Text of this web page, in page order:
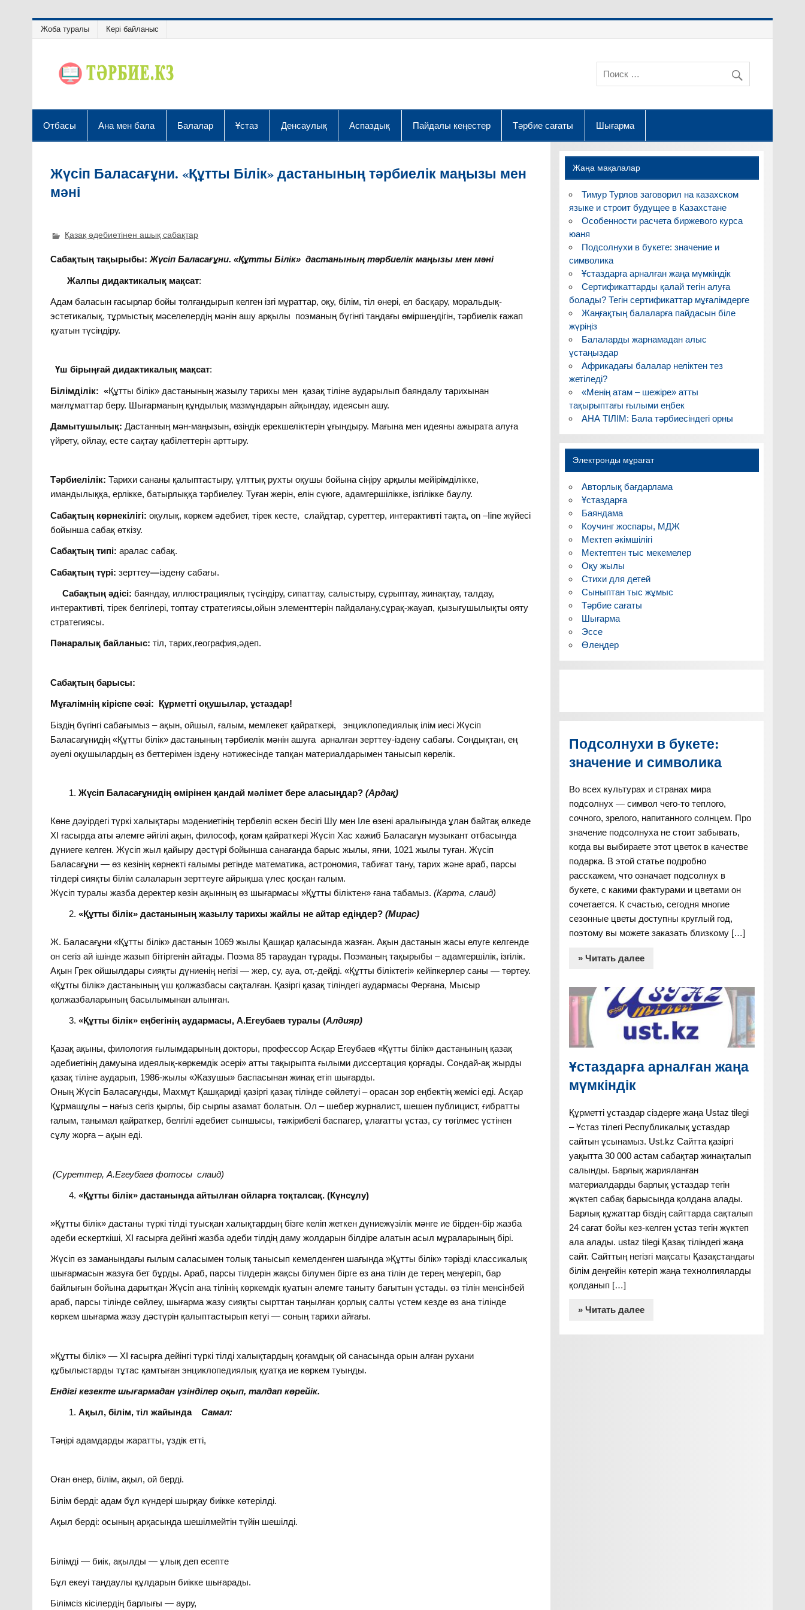
Жоба туралы Кері байланыс
Отбасы Ана мен бала Балалар Ұстаз Денсаулық Аспаздық Пайдалы кеңестер Тәрбие сағаты Шығарма
Жүсіп Баласағұни. «Құтты Білік» дастанының тәрбиелік маңызы мен
мәні
Қазақ әдебиетінен ашық сабақтар
Сабақтың тақырыбы: Жүсіп Баласағұни. «Құтты Білік» дастанының тәрбиелік маңызы мен мәні
Жалпы дидактикалық мақсат:
Адам баласын ғасырлар бойы толғандырып келген ізгі мұраттар, оқу, білім, тіл өнері, ел басқару, моральдық-
эстетикалық, тұрмыстық мәселелердің мәнін ашу арқылы поэманың бүгінгі таңдағы өміршеңдігін, тәрбиелік ғажап
қуатын түсіндіру.
Үш бірыңғай дидактикалық мақсат:
Білімділік: «Құтты білік» дастанының жазылу тарихы мен қазақ тіліне аударылып баяндалу тарихынан
мағлұматтар беру. Шығарманың құндылық мазмұндарын айқындау, идеясын ашу.
Дамытушылық:Дастанның мән-маңызын, өзіндік ерекшеліктерін ұғындыру. Мағына мен идеяны ажырата алуға
үйрету, ойлау, есте сақтау қабілеттерін арттыру.
Тәрбиелілік: Тарихи сананы қалыптастыру, ұлттық рухты оқушы бойына сіңіру арқылы мейірімділікке,
имандылыққа, ерлікке, батырлыққа тәрбиелеу. Туған жерін, елін сүюге, адамгершілікке, ізгілікке баулу.
Сабақтың көрнекілігі:оқулық, көркем әдебиет, тірек кесте, слайдтар, суреттер, интерактивті тақта,on –Iine жүйесі
бойынша сабақ өткізу.
Сабақтың типі: аралас сабақ.
Сабақтың түрі:зерттеу—іздену сабағы.
Сабақтың әдісі:баяндау, иллюстрациялық түсіндіру, сипаттау, салыстыру, сұрыптау, жинақтау, талдау,
интерактивті, тірек белгілері, топтау стратегиясы,ойын элементтерін пайдалану,сұрақ-жауап, қызығушылықты ояту
стратегиясы.
Пәнаралық байланыс:тіл, тарих,география,әдеп.
Сабақтың барысы:
Мұғалімнің кіріспе сөзі: Құрметті оқушылар, ұстаздар!
Біздің бүгінгі сабағымыз – ақын, ойшыл, ғалым, мемлекет қайраткері, энциклопедиялық ілім иесі Жүсіп
Баласағұнидің «Құтты білік» дастанының тәрбиелік мәнін ашуға арналған зерттеу-іздену сабағы. Сондықтан, ең
әуелі оқушылардың өз беттерімен іздену нәтижесінде тапқан материалдарымен танысып көрелік.
Жүсіп Баласағұнидің өмірінен қандай мәлімет бере аласыңдар? (Ардақ)
Көне дәуірдегі түркі халықтары мәдениетінің тербеліп өскен бесігі Шу мен Іле өзені аралығында ұлан байтақ өлкеде
ХІ ғасырда аты әлемге әйгілі ақын, философ, қоғам қайраткері Жүсіп Хас хажиб Баласағұн музыкант отбасында
дүниеге келген. Жүсіп жыл қайыру дәстүрі бойынша санағанда барыс жылы, яғни, 1021 жылы туған. Жүсіп
Баласағұни — өз кезінің көрнекті ғалымы ретінде математика, астрономия, табиғат тану, тарих және араб, парсы
тілдері сияқты білім салаларын зерттеуге айрықша үлес қосқан ғалым.
Жүсіп туралы жазба деректер көзін ақынның өз шығармасы »Құтты біліктен» ғана табамыз.(Карта, слаид)
«Құтты білік» дастанының жазылу тарихы жайлы не айтар едіңдер? (Мирас)
Ж. Баласағұни «Құтты білік» дастанын 1069 жылы Қашқар қаласында жазған. Ақын дастанын жасы елуге келгенде
он сегіз ай ішінде жазып бітіргенін айтады. Поэма 85 тараудан тұрады. Поэманың тақырыбы – адамгершілік, ізгілік.
Ақын Грек ойшылдары сияқты дүниенің негізі — жер, су, ауа, от,-дейді. «Құтты біліктегі» кейіпкерлер саны — төртеу.
«Құтгы білік» дастанының үш қолжазбасы сақталған. Қазіргі қазақ тіліндегі аудармасы Ферғана, Мысыр
қолжазбаларының басылымынан алынған.
«Құтты білік» еңбегінің аудармасы, А.Егеубаев туралы (Алдияр)
Қазақ ақыны, филология ғылымдарының докторы, профессор Асқар Егеубаев «Құтты білік» дастанының қазақ
әдебиетінің дамуына идеялық-көркемдік әсері» атты тақырыпта ғылыми диссертация қорғады. Сондай-ақ жырды
қазақ тіліне аударып, 1986-жылы «Жазушы» баспасынан жинақ етіп шығарды.
Оның Жүсіп Баласағұнды, Махмұт Қашқариді қазіргі қазақ тілінде сөйлетуі – орасан зор еңбектің жемісі еді. Асқар
Құрмашұлы – нағыз сегіз қырлы, бір сырлы азамат болатын. Ол – шебер журналист, шешен публицист, ғибратты
ғалым, танымал қайраткер, белгілі әдебиет сыншысы, тәжірибелі баспагер, ұлағатты ұстаз, су төгілмес үстінен
сұлу жорға – ақын еді.
(Суреттер, А.Егеубаев фотосы слаид)
«Құтты білік» дастанында айтылған ойларға тоқталсақ. (Күнсұлу)
»Құтты білік» дастаны түркі тілді туысқан халықтардың бізге келіп жеткен дүниежүзілік мәнге ие бірден-бір жазба
әдеби ескерткіші, ХІ ғасырға дейінгі жазба әдеби тілдің даму жолдарын білдіре алатын асыл мұраларының бірі.
Жүсіп өз заманындағы ғылым саласымен толық танысып кемелденген шағында »Құтты білік» тәрізді классикалық
шығармасын жазуға бет бұрды. Араб, парсы тілдерін жақсы білумен бірге өз ана тілін де терең меңгеріп, бар
байлығын бойына дарытқан Жүсіп ана тілінің көркемдік қуатын әлемге таныту бағытын ұстады. өз тілін менсінбей
араб, парсы тілінде сөйлеу, шығарма жазу сияқты сырттан таңылған қорлық салты үстем кезде өз ана тілінде
көркем шығарма жазу дәстүрін қалыптастырып кетуі — соның тарихи айғағы.
»Құтты білік» — ХІ ғасырға дейінгі түркі тілді халықтардың қоғамдық ой санасында орын алған рухани
құбылыстарды тұтас қамтыған энциклопедиялық қуатқа ие көркем туынды.
Ендігі кезекте шығармадан үзінділер оқып, талдап көрейік.
Ақыл, білім, тіл жайында Самал:
Тәңірі адамдарды жаратты, үздік етті,
Оған өнер, білім, ақыл, ой берді.
Білім берді: адам бұл күндері шырқау биікке көтерілді.
Ақыл берді: осының арқасында шешілмейтін түйін шешілді.
Білімді — биік, ақылды — ұлық деп есепте
Бұл екеуі таңдаулы құлдарын биікке шығарады.
Білімсіз кісілердің барлығы — ауру,
Жаңа мақалалар
Тимур Турлов заговорил на казахском
языке и строит будущее в Казахстане
Особенности расчета биржевого курса
юаня
Подсолнухи в букете: значение и
символика
Ұстаздарға арналған жаңа мүмкіндік
Сертификаттарды қалай тегін алуға
болады? Тегін сертификаттар мұғалімдерге
Жаңғақтың балаларға пайдасын біле
жүріңіз
Балаларды жарнамадан алыс
ұстаңыздар
Африкадағы балалар неліктен тез
жетіледі?
«Менің атам – шежіре» атты
тақырыптағы ғылыми еңбек
АНА ТІЛІМ: Бала тәрбиесіндегі орны
Электронды мұрағат
Авторлық бағдарлама
Ұстаздарға
Баяндама
Коучинг жоспары, МДЖ
Мектеп әкімшілігі
Мектептен тыс мекемелер
Оқу жылы
Стихи для детей
Сыныптан тыс жұмыс
Тәрбие сағаты
Шығарма
Эссе
Өлеңдер
Подсолнухи в букете:
значение и символика
Во всех культурах и странах мира
подсолнух — символ чего-то теплого,
сочного, зрелого, напитанного солнцем. Про
значение подсолнуха не стоит забывать,
когда вы выбираете этот цветок в качестве
подарка. В этой статье подробно
расскажем, что означает подсолнух в
букете, с какими фактурами и цветами он
сочетается. К счастью, сегодня многие
сезонные цветы доступны круглый год,
поэтому вы можете заказать близкому […]
» Читать далее
Ұстаздарға арналған жаңа
мүмкіндік
Құрметті ұстаздар сіздерге жаңа Ustaz tilegi
– Ұстаз тілегі Республикалық ұстаздар
сайтын ұсынамыз. Ust.kz Сайтта қазіргі
уақытта 30 000 астам сабақтар жинақталып
салынды. Барлық жарияланған
материалдарды барлық ұстаздар тегін
жүктеп сабақ барысында қолдана алады.
Барлық құжаттар біздің сайттарда сақталып
24 сағат бойы кез-келген ұстаз тегін жүктеп
ала алады. ustaz tilegi Қазақ тіліндегі жаңа
сайт. Сайттың негізгі мақсаты Қазақстандағы
білім деңгейін көтеріп жаңа технолгияларды
қолданып […]
» Читать далее